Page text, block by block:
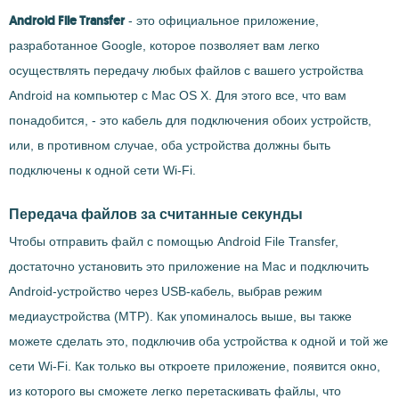
Android File Transfer- это официальное приложение,
разработанное Google, которое позволяет вам легко
осуществлять передачу любых файлов с вашего устройства
Android на компьютер с Mac OS X. Для этого все, что вам
понадобится, - это кабель для подключения обоих устройств,
или, в противном случае, оба устройства должны быть
подключены к одной сети Wi-Fi.
Передача файлов за считанные секунды
Чтобы отправить файл с помощью Android File Transfer,
достаточно установить это приложение на Mac и подключить
Android-устройство через USB-кабель, выбрав режим
медиаустройства (MTP). Как упоминалось выше, вы также
можете сделать это, подключив оба устройства к одной и той же
сети Wi-Fi. Как только вы откроете приложение, появится окно,
из которого вы сможете легко перетаскивать файлы, что